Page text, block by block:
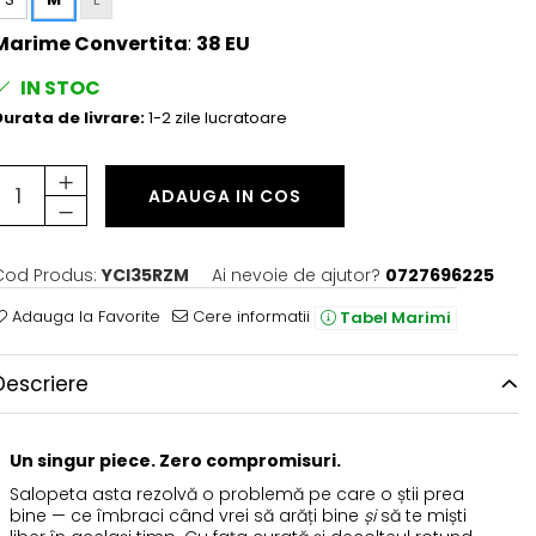
Convertita: 38 EU
IN STOC
de livrare:1-2 zile lucratoare
ADAUGA IN COS
Produs: YCI35RZM Ai nevoie de ajutor? 0727696225
Adauga la Favorite Cere informatii Tabel Marimi
Un singur piece. Zero compromisuri.
Salopeta asta rezolvă o problemă pe care o știi prea
bine — ce îmbraci când vrei să arăți bine șisă te miști